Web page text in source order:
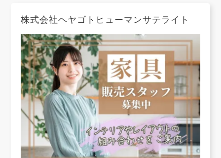
株式会社ヘヤゴトヒューマンサテライト